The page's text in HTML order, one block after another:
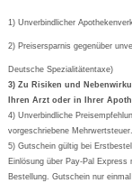
Cookie-
Vertrag widerrufen
Bestellschein
Formoline
Wick
Eucerin
Basica
1) Unverbindlicher
2) Preisersparnis gegenüber
Deutsche Spezialitätentaxe)
3) Zu Risiken und
Ihren Arzt oder in Ihrer
4) Unverbindliche
vorgeschriebene Mehrwertsteuer.
5) Gutschein gültig bei
Einlösung über Pay-Pal
Bestellung. Gutschein nur